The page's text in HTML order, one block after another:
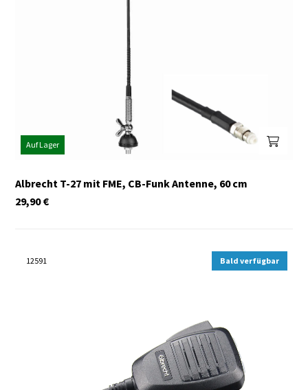
Auf Lager
Albrecht T-27 mit FME, CB-Funk Antenne, 60 cm
€
29,90
Bald verfügbar
12591